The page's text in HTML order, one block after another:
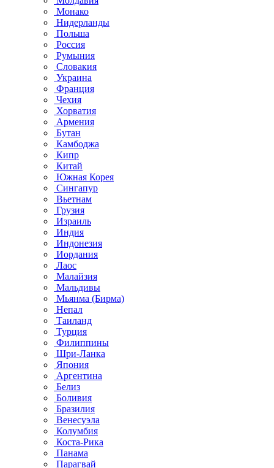
Монако
Нидерланды
Польша
Россия
Румыния
Словакия
Украина
Франция
Чехия
Хорватия
Армения
Бутан
Камбоджа
Кипр
Китай
Южная Корея
Сингапур
Вьетнам
Грузия
Израиль
Индия
Индонезия
Иордания
Лаос
Малайзия
Мальдивы
Мьянма (Бирма)
Непал
Таиланд
Турция
Филиппины
Шри-Ланка
Япония
Аргентина
Белиз
Боливия
Бразилия
Венесуэла
Колумбия
Коста-Рика
Панама
Парагвай